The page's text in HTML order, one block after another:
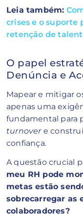
Leia também:
crises e o suporte
retenção de
O papel
Denúncia e
Mapear e mitigar
apenas uma
fundamental para
turnovere
confiança.
A questão crucial
meu RH pode
metas estão
sobrecarregar as
colaboradores?